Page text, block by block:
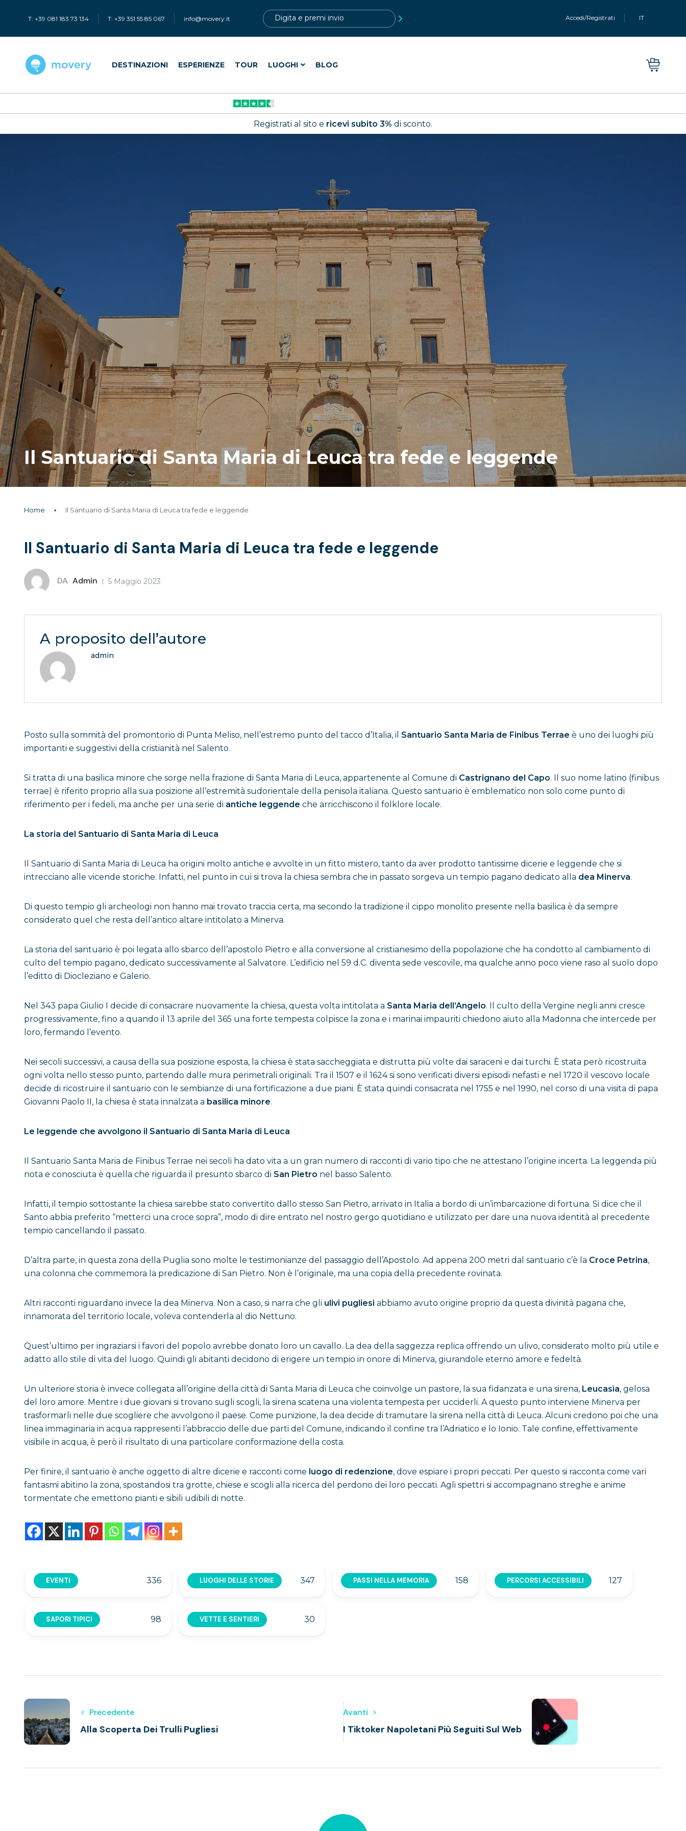
T: +39 081 183 73 134 T: +39 351 55 85 067 info@movery.it Accedi/Registrati IT
DESTINAZIONI ESPERIENZE TOUR LUOGHI BLOG
Registrati al sito e ricevi subito 3% di sconto.
Il Santuario di Santa Maria di Leuca tra fede e leggende
Home Il Santuario di Santa Maria di Leuca tra fede e leggende
Il Santuario di Santa Maria di Leuca tra fede e leggende
DA Admin 5 Maggio 2023
A proposito dell’autore
admin
Posto sulla sommità del promontorio di Punta Meliso, nell’estremo punto del tacco d’Italia, il Santuario Santa Maria de Finibus Terrae è uno dei luoghi più
importanti e suggestivi della cristianità nel Salento.
Si tratta di una basilica minore che sorge nella frazione di Santa Maria di Leuca, appartenente al Comune di Castrignano del Capo. Il suo nome latino (finibus
terrae) è riferito proprio alla sua posizione all’estremità sudorientale della penisola italiana. Questo santuario è emblematico non solo come punto di
riferimento per i fedeli, ma anche per una serie di antiche leggende che arricchiscono il folklore locale.
La storia del Santuario di Santa Maria di Leuca
Il Santuario di Santa Maria di Leuca ha origini molto antiche e avvolte in un fitto mistero, tanto da aver prodotto tantissime dicerie e leggende che si
intrecciano alle vicende storiche. Infatti, nel punto in cui si trova la chiesa sembra che in passato sorgeva un tempio pagano dedicato alla dea Minerva.
Di questo tempio gli archeologi non hanno mai trovato traccia certa, ma secondo la tradizione il cippo monolito presente nella basilica è da sempre
considerato quel che resta dell’antico altare intitolato a Minerva.
La storia del santuario è poi legata allo sbarco dell’apostolo Pietro e alla conversione al cristianesimo della popolazione che ha condotto al cambiamento di
culto del tempio pagano, dedicato successivamente al Salvatore. L’edificio nel 59 d.C. diventa sede vescovile, ma qualche anno poco viene raso al suolo dopo
l’editto di Diocleziano e Galerio.
Nel 343 papa Giulio I decide di consacrare nuovamente la chiesa, questa volta intitolata a Santa Maria dell’Angelo. Il culto della Vergine negli anni cresce
progressivamente, fino a quando il 13 aprile del 365 una forte tempesta colpisce la zona e i marinai impauriti chiedono aiuto alla Madonna che intercede per
loro, fermando l’evento.
Nei secoli successivi, a causa della sua posizione esposta, la chiesa è stata saccheggiata e distrutta più volte dai saraceni e dai turchi. È stata però ricostruita
ogni volta nello stesso punto, partendo dalle mura perimetrali originali. Tra il 1507 e il 1624 si sono verificati diversi episodi nefasti e nel 1720 il vescovo locale
decide di ricostruire il santuario con le sembianze di una fortificazione a due piani. È stata quindi consacrata nel 1755 e nel 1990, nel corso di una visita di papa
Giovanni Paolo II, la chiesa è stata innalzata a basilica minore.
Le leggende che avvolgono il Santuario di Santa Maria di Leuca
Il Santuario Santa Maria de Finibus Terrae nei secoli ha dato vita a un gran numero di racconti di vario tipo che ne attestano l’origine incerta. La leggenda più
nota e conosciuta è quella che riguarda il presunto sbarco di San Pietro nel basso Salento.
Infatti, il tempio sottostante la chiesa sarebbe stato convertito dallo stesso San Pietro, arrivato in Italia a bordo di un’imbarcazione di fortuna. Si dice che il
Santo abbia preferito “metterci una croce sopra”, modo di dire entrato nel nostro gergo quotidiano e utilizzato per dare una nuova identità al precedente
tempio cancellando il passato.
D’altra parte, in questa zona della Puglia sono molte le testimonianze del passaggio dell’Apostolo. Ad appena 200 metri dal santuario c’è la Croce Petrina,
una colonna che commemora la predicazione di San Pietro. Non è l’originale, ma una copia della precedente rovinata.
Altri racconti riguardano invece la dea Minerva. Non a caso, si narra che gli ulivi pugliesi abbiamo avuto origine proprio da questa divinità pagana che,
innamorata del territorio locale, voleva contenderla al dio Nettuno.
Quest’ultimo per ingraziarsi i favori del popolo avrebbe donato loro un cavallo. La dea della saggezza replica offrendo un ulivo, considerato molto più utile e
adatto allo stile di vita del luogo. Quindi gli abitanti decidono di erigere un tempio in onore di Minerva, giurandole eterno amore e fedeltà.
Un ulteriore storia è invece collegata all’origine della città di Santa Maria di Leuca che coinvolge un pastore, la sua fidanzata e una sirena, Leucasìa, gelosa
del loro amore. Mentre i due giovani si trovano sugli scogli, la sirena scatena una violenta tempesta per ucciderli. A questo punto interviene Minerva per
trasformarli nelle due scogliere che avvolgono il paese. Come punizione, la dea decide di tramutare la sirena nella città di Leuca. Alcuni credono poi che una
linea immaginaria in acqua rappresenti l’abbraccio delle due parti del Comune, indicando il confine tra l’Adriatico e lo Ionio. Tale confine, effettivamente
visibile in acqua, è però il risultato di una particolare conformazione della costa.
Per finire, il santuario è anche oggetto di altre dicerie e racconti come luogo di redenzione, dove espiare i propri peccati. Per questo si racconta come vari
fantasmi abitino la zona, spostandosi tra grotte, chiese e scogli alla ricerca del perdono dei loro peccati. Agli spettri si accompagnano streghe e anime
tormentate che emettono pianti e sibili udibili di notte.
EVENTI 336 LUOGHI DELLE STORIE 347 PASSI NELLA MEMORIA 158 PERCORSI ACCESSIBILI 127
SAPORI TIPICI 98 VETTE E SENTIERI 30
Precedente
Alla Scoperta Dei Trulli Pugliesi
Avanti
I Tiktoker Napoletani Più Seguiti Sul Web